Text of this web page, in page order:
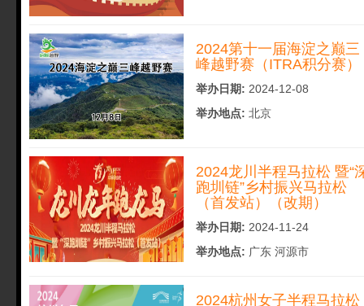
2024第十一届海淀之巅三
峰越野赛（ITRA积分赛）
举办日期: 2024-12-08
举办地点: 北京
2024龙川半程马拉松 暨“
跑圳链”乡村振兴马拉松
（首发站）（改期）
举办日期: 2024-11-24
举办地点: 广东 河源市
2024杭州女子半程马拉松